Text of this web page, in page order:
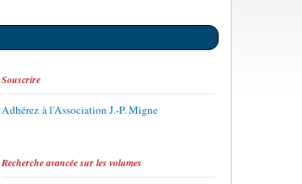
Souscrire
Adhérez à l'Association J.-P. Migne
Recherche avancée sur les volumes